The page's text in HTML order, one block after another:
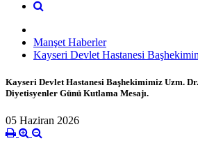
Manşet Haberler
Kayseri Devlet Hastanesi
Kayseri Devlet Hastanesi Başhekimimiz Uzm.
Diyetisyenler Günü Kutlama Mesajı.
05 Haziran 2026